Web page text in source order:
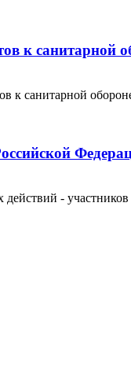
к санитарной
к санитарной
-